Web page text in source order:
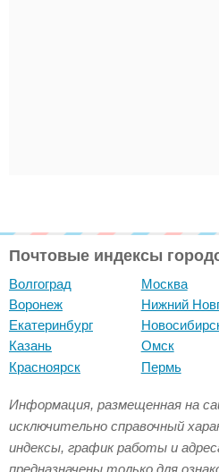
Почтовые индексы
Волгоград
Воронеж
Екатеринбург
Казань
Красноярск
Москва
Нижний
Омск
Пермь
Информация, размещенная на
исключительно справочный
индексы, график работы и
предназначены только для